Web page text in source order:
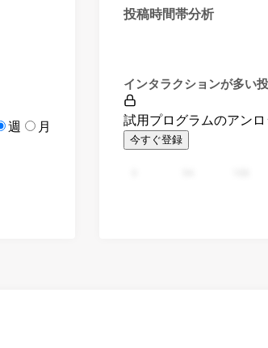
週 月
投稿時間帯分析
インタラクションが多い
試用プログラムのアンロ
今すぐ登録